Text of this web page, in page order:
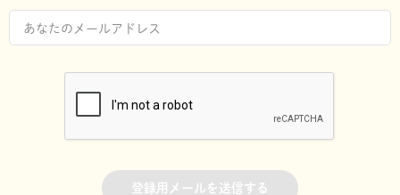
登録用メールを送信する